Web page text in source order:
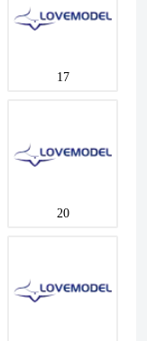
17
20